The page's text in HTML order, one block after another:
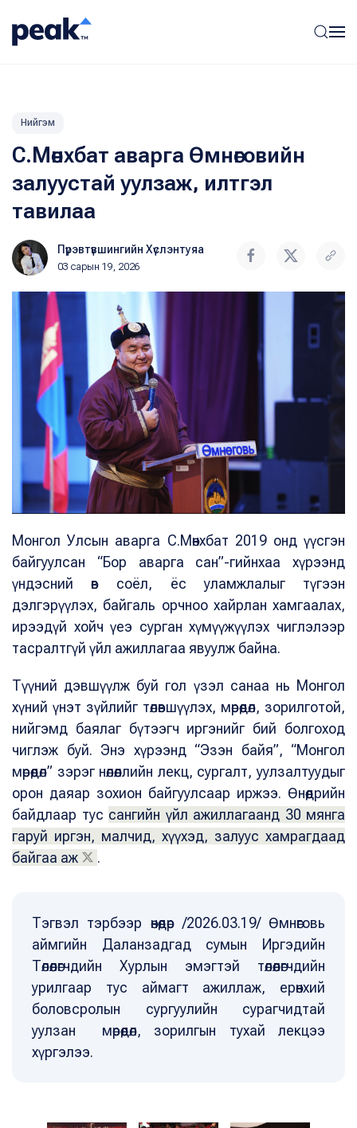
Нийгэм
С.Мөнхбат аварга Өмнөговийн
залуустай уулзаж, илтгэл
тавилаа
Пүрэвтүвшингийн Хүслэнтуяа
03 сарын 19, 2026
Монгол Улсын аварга С.Мөнхбат 2019 онд үүсгэн
байгуулсан “Бор аварга сан”-гийнхаа хүрээнд
үндэсний өв соёл, ёс уламжлалыг түгээн
дэлгэрүүлэх, байгаль орчноо хайрлан хамгаалах,
ирээдүй хойч үеэ сурган хүмүүжүүлэх чиглэлээр
тасралтгүй үйл ажиллагаа явуулж байна.
Түүний дэвшүүлж буй гол үзэл санаа нь Монгол
хүний үнэт зүйлийг төлөвшүүлэх, мөрөөдөл, зорилготой,
нийгэмд баялаг бүтээгч иргэнийг бий болгоход
чиглэж буй. Энэ хүрээнд “Эзэн байя”, “Монгол
мөрөөдөл” зэрэг нөлөөллийн лекц, сургалт, уулзалтуудыг
орон даяар зохион байгуулсаар иржээ. Өнөөдрийн
байдлаар тус сангийн үйл ажиллагаанд 30 мянга
гаруй иргэн, малчид, хүүхэд, залуус хамрагдаад
байгаа аж
.
Тэгвэл тэрбээр өнөөдөр /2026.03.19/ Өмнөговь
аймгийн Даланзадгад сумын Иргэдийн
Төлөөлөгчдийн Хурлын эмэгтэй төлөөлөгчдийн
урилгаар тус аймагт ажиллаж, ерөнхий
боловсролын сургуулийн сурагчидтай
уулзан мөрөөдөл, зорилгын тухай лекцээ
хүргэлээ.